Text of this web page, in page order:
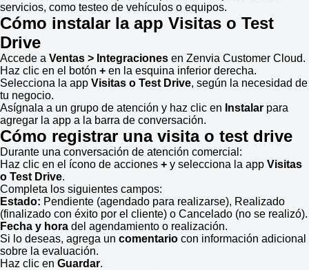
servicios, como testeo de vehículos o equipos.
Cómo instalar la app Visitas o Test
Drive
Accede a Ventas > Integraciones en Zenvia Customer Cloud.
Haz clic en el botón + en la esquina inferior derecha.
Selecciona la app Visitas o Test Drive, según la necesidad de
tu negocio.
Asígnala a un grupo de atención y haz clic en Instalar para
agregar la app a la barra de conversación.
Cómo registrar una visita o test drive
Durante una conversación de atención comercial:
Haz clic en el ícono de acciones + y selecciona la app Visitas
o Test Drive.
Completa los siguientes campos:
Estado: Pendiente (agendado para realizarse), Realizado
(finalizado con éxito por el cliente) o Cancelado (no se realizó).
Fecha y hora del agendamiento o realización.
Si lo deseas, agrega un comentario con información adicional
sobre la evaluación.
Haz clic en Guardar.